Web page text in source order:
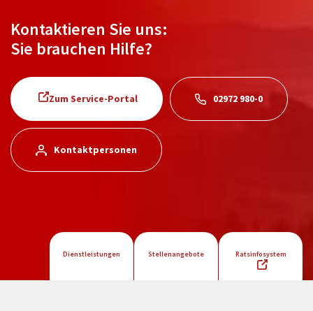
Kontaktieren Sie uns:
Sie brauchen Hilfe?
Zum Service-Portal 02972 980-0
Kontaktpersonen
Dienstleistungen Stellenangebote Ratsinfosystem